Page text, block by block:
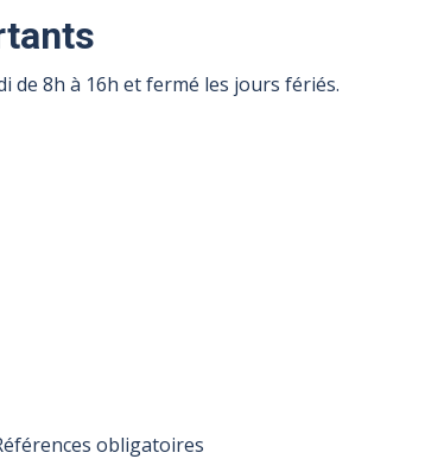
de 8h à 16h et fermé les jours fériés.
obligatoires